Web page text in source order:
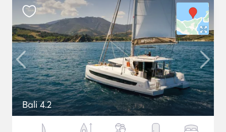
Bali 4.2